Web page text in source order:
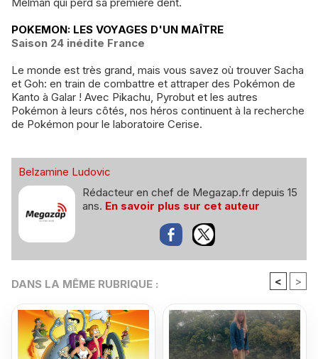
POKEMON: LES VOYAGES D'UN MAÎTRE
Saison 24 inédite France
Le monde est très grand, mais vous savez où trouver Sacha
et Goh: en train de combattre et attraper des Pokémon de
Kanto à Galar ! Avec Pikachu, Pyrobut et les autres
Pokémon à leurs côtés, nos héros continuent à la recherche
de Pokémon pour le laboratoire Cerise.
Belzamine Ludovic
Rédacteur en chef de Megazap.fr depuis 15
ans. En savoir plus sur cet auteur
DANS LA MÊME RUBRIQUE : < >